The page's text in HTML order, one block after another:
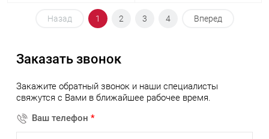
Назад 1 2 3 4 Вперед
Заказать звонок
Закажите обратный звонок и наши специалисты
свяжутся с Вами в ближайшее рабочее время.
Ваш телефон *